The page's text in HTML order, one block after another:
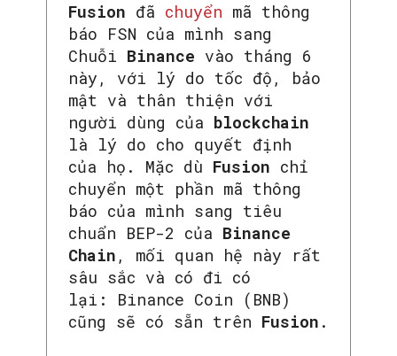
Fusion đã chuyển mã thông
báo FSN của mình sang
Chuỗi Binance vào tháng 6
này, với lý do tốc độ, bảo
mật và thân thiện với
người dùng của blockchain
là lý do cho quyết định
của họ. Mặc dù Fusion chỉ
chuyển một phần mã thông
báo của mình sang tiêu
chuẩn BEP-2 của Binance
Chain , mối quan hệ này rất
sâu sắc và có đi có
lại: Binance Coin (BNB)
cũng sẽ có sẵn trên Fusion .